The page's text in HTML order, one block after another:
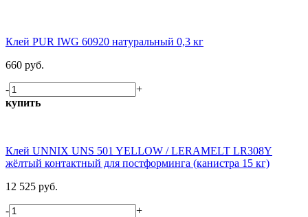
Клей PUR IWG 60920 натуральный 0,3 кг
660 руб.
-
+
купить
Клей UNNIX UNS 501 YELLOW / LERAMELT LR308Y
жёлтый контактный для постформинга (канистра 15 кг)
12 525 руб.
-
+